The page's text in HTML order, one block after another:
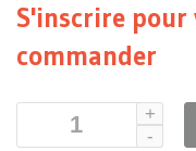
S'inscrire
commander